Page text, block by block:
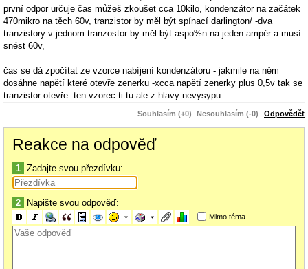
první odpor určuje čas můžeš zkoušet cca 10kilo, kondenzátor na začátek
470mikro na těch 60v, tranzistor by měl být spínací darlington/ -dva
tranzistory v jednom.tranzostor by měl být aspo%n na jeden ampér a musí
snést 60v,
čas se dá zpočítat ze vzorce nabíjení kondenzátoru - jakmile na něm
dosáhne napětí které otevře zenerku -xcca napětí zenerky plus 0,5v tak se
tranzistor otevře. ten vzorec ti tu ale z hlavy nevysypu.
Souhlasím (+0) Nesouhlasím (-0) Odpovědět
Reakce na odpověď
1 Zadajte svou přezdívku:
2 Napište svou odpověď:
Mimo téma